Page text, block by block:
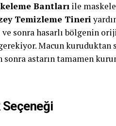
Bantları ile
Temizleme Tineri
ve sonra hasarlı bölgenin
Macun
astarın tamamen
Seçeneği